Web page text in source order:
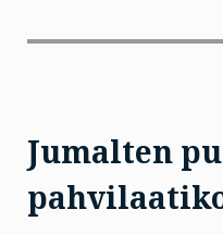
Jumalten